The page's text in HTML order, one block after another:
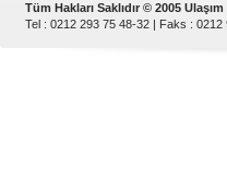
Tüm Hakları Saklıdır © 2005
Tel : 0212 293 75 48-32 | Faks : 0212